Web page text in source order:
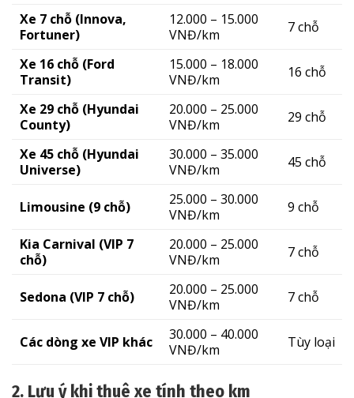
Xe 7 chỗ (Innova,
Fortuner)
12.000 – 15.000
VNĐ/km
7 chỗ
Xe 16 chỗ (Ford
Transit)
15.000 – 18.000
VNĐ/km
16 chỗ
Xe 29 chỗ (Hyundai
County)
20.000 – 25.000
VNĐ/km
29 chỗ
Xe 45 chỗ (Hyundai
Universe)
30.000 – 35.000
VNĐ/km
45 chỗ
Limousine (9 chỗ)
25.000 – 30.000
VNĐ/km
9 chỗ
Kia Carnival (VIP 7
chỗ)
20.000 – 25.000
VNĐ/km
7 chỗ
Sedona (VIP 7 chỗ)
20.000 – 25.000
VNĐ/km
7 chỗ
Các dòng xe VIP khác
30.000 – 40.000
VNĐ/km
Tùy loại
2. Lưu ý khi thuê xe tính theo km